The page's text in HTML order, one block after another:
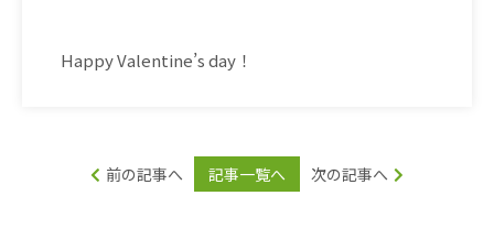
Happy Valentine’s day ！
前の記事へ 記事一覧へ 次の記事へ